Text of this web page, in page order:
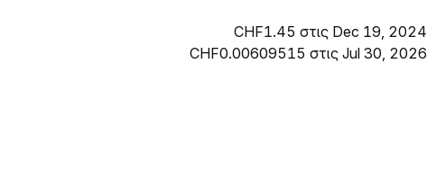
CHF1.45 στις Dec 19, 2024
CHF0.00609515 στις Jul 30, 2026